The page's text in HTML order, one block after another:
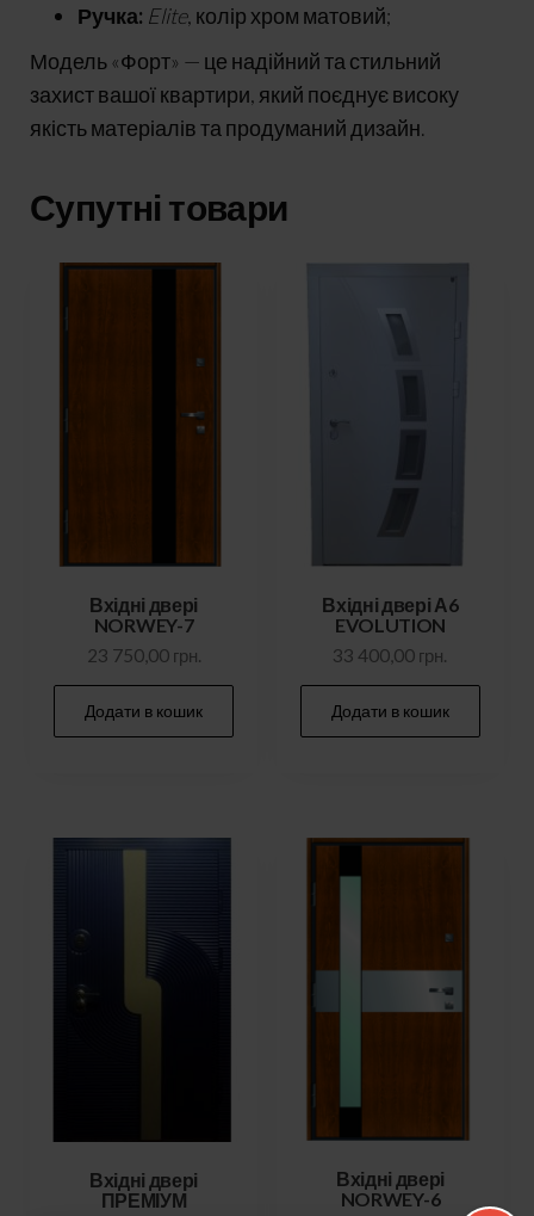
Ручка: Elite, колір хром матовий;
Модель «Форт» — це надійний та стильний
захист вашої квартири, який поєднує високу
якість матеріалів та продуманий дизайн.
Супутні товари
Вхідні двері
NORWEY-7
23 750,00 грн.
Додати в кошик
Вхідні двері А6
EVOLUTION
33 400,00 грн.
Додати в кошик
Вхідні двері
ПРЕМІУМ
Вхідні двері
NORWEY-6